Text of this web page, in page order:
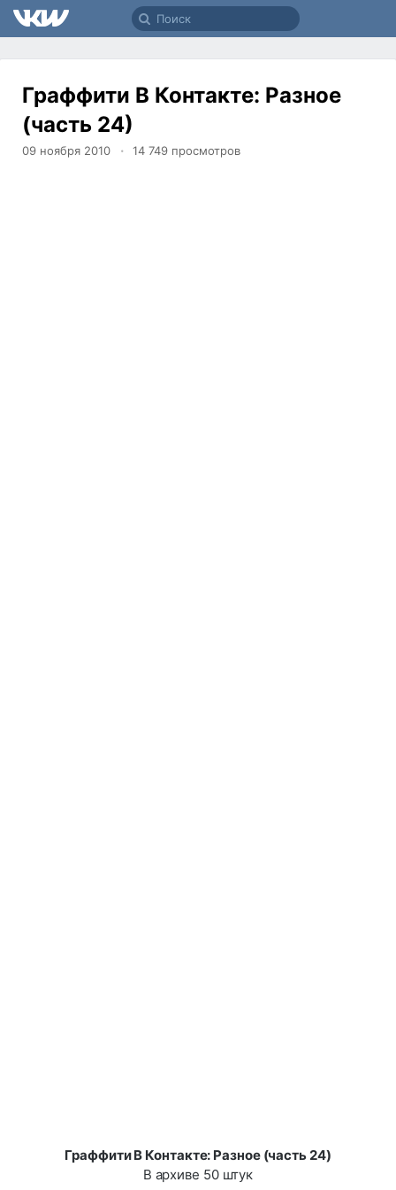
Граффити В Контакте: Разное
(часть 24)
09 ноября 2010 14 749 просмотров
Граффити В Контакте: Разное (часть 24)
В архиве 50 штук